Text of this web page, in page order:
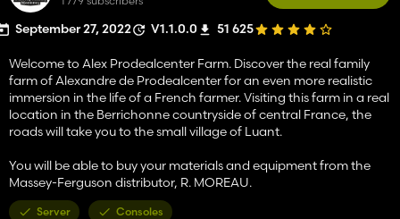
September 27, 2022 V1.1.0.0 51 625
Welcome to Alex Prodealcenter Farm. Discover the real family
farm of Alexandre de Prodealcenter for an even more realistic
immersion in the life of a French farmer. Visiting this farm in a real
location in the Berrichonne countryside of central France, the
roads will take you to the small village of Luant.
You will be able to buy your materials and equipment from the
Massey-Ferguson distributor, R. MOREAU.
Server Consoles